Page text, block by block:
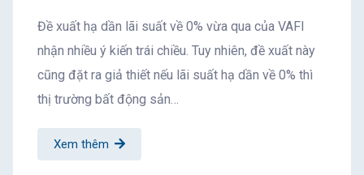
Đề xuất hạ dần lãi suất về 0% vừa qua của VAFI
nhận nhiều ý kiến trái chiều. Tuy nhiên, đề xuất này
cũng đặt ra giả thiết nếu lãi suất hạ dần về 0% thì
thị trường bất động sản…
Xem thêm